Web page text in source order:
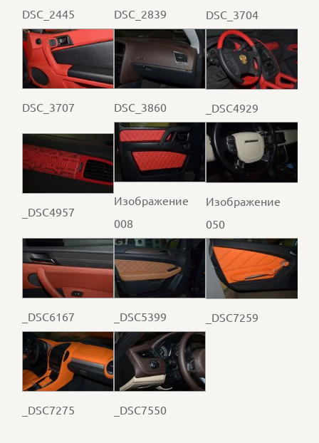
DSC_2445 DSC_2839 DSC_3704
DSC_3707 DSC_3860 _DSC4929
_DSC4957
Изображение
008
Изображение
050
_DSC6167 _DSC5399 _DSC7259
_DSC7275 _DSC7550